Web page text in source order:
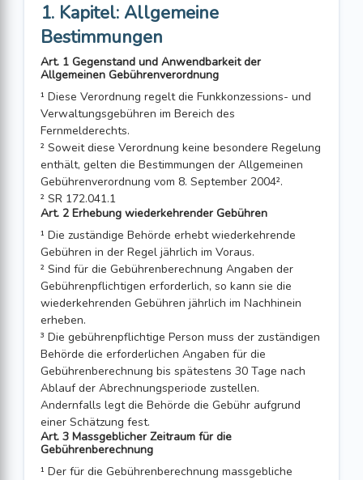
1. Kapitel: Allgemeine
Bestimmungen
Art. 1 Gegenstand und Anwendbarkeit der
Allgemeinen Gebührenverordnung
¹ Diese Verordnung regelt die Funkkonzessions- und
Verwaltungsgebühren im Bereich des
Fernmelderechts.
² Soweit diese Verordnung keine besondere Regelung
enthält, gelten die Bestimmungen der Allgemeinen
Gebührenverordnung vom 8. September 2004².
² SR 172.041.1
Art. 2 Erhebung wiederkehrender Gebühren
¹ Die zuständige Behörde erhebt wiederkehrende
Gebühren in der Regel jährlich im Voraus.
² Sind für die Gebührenberechnung Angaben der
Gebührenpflichtigen erforderlich, so kann sie die
wiederkehrenden Gebühren jährlich im Nachhinein
erheben.
³ Die gebührenpflichtige Person muss der zuständigen
Behörde die erforderlichen Angaben für die
Gebührenberechnung bis spätestens 30 Tage nach
Ablauf der Abrechnungsperiode zustellen.
Andernfalls legt die Behörde die Gebühr aufgrund
einer Schätzung fest.
Art. 3 Massgeblicher Zeitraum für die
Gebührenberechnung
¹ Der für die Gebührenberechnung massgebliche